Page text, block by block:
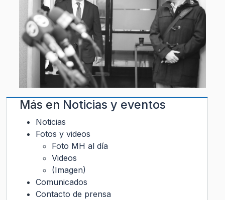
Más en Noticias y eventos
Noticias
Fotos y videos
Foto MH al día
Videos
(Imagen)
Comunicados
Contacto de prensa